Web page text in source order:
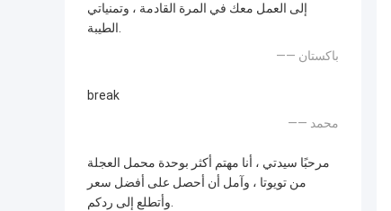
إلى العمل معك في المرة القادمة ، وتمنياتي
الطيبة.
—— باكستان
break
—— محمد
مرحبًا سيدتي ، أنا مهتم أكثر بوحدة محمل العجلة
من تويوتا ، وآمل أن أحصل على أفضل سعر
وأتطلع إلى ردكم.